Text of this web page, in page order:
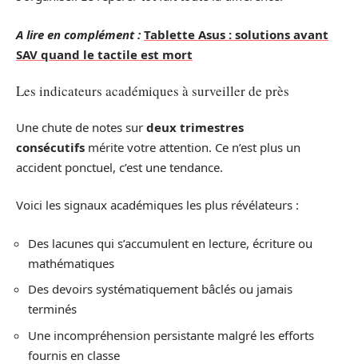
A lire en complément : Tablette Asus : solutions avant
SAV quand le tactile est mort
Les indicateurs académiques à surveiller de près
Une chute de notes sur deux trimestres
consécutifs mérite votre attention. Ce n’est plus un
accident ponctuel, c’est une tendance.
Voici les signaux académiques les plus révélateurs :
Des lacunes qui s’accumulent en lecture, écriture ou
mathématiques
Des devoirs systématiquement bâclés ou jamais
terminés
Une incompréhension persistante malgré les efforts
fournis en classe